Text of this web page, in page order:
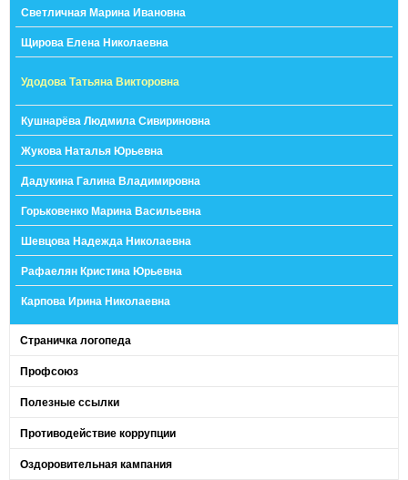
Светличная Марина Ивановна
Щирова Елена Николаевна
Удодова Татьяна Викторовна
Кушнарёва Людмила Сивириновна
Жукова Наталья Юрьевна
Дадукина Галина Владимировна
Горьковенко Марина Васильевна
Шевцова Надежда Николаевна
Рафаелян Кристина Юрьевна
Карпова Ирина Николаевна
Страничка логопеда
Профсоюз
Полезные ссылки
Противодействие коррупции
Оздоровительная кампания